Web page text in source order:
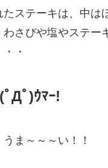
たステーキは、中は
わさびや塩やステー
・
(ﾟДﾟ)ｳﾏｰ!
ま～～～い！！